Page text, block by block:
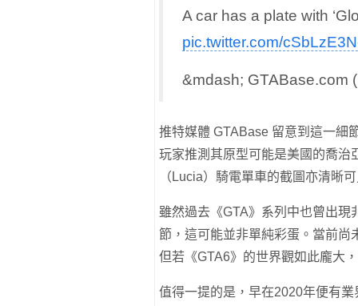
A car has a plate with
pic.twitter.com/
&mdash; GTABase.com
推特媒體 GTABase 留意到這一細
玩家推測其原型可能是美國的喬治
（Lucia）騎電單車的截圖亦清晰
雖然過去《GTA》系列中也曾出
節，這可能並非單純彩蛋。當前
但若《GTA6》的世界觀如此龐大
值得一提的是，早在2020年便有